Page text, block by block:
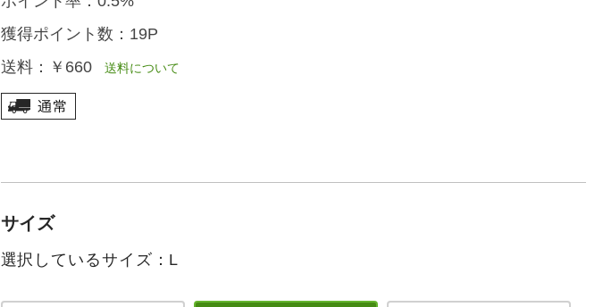
獲得ポイント数： 19P
送料： ￥660送料について
サイズ
選択しているサイズ：L